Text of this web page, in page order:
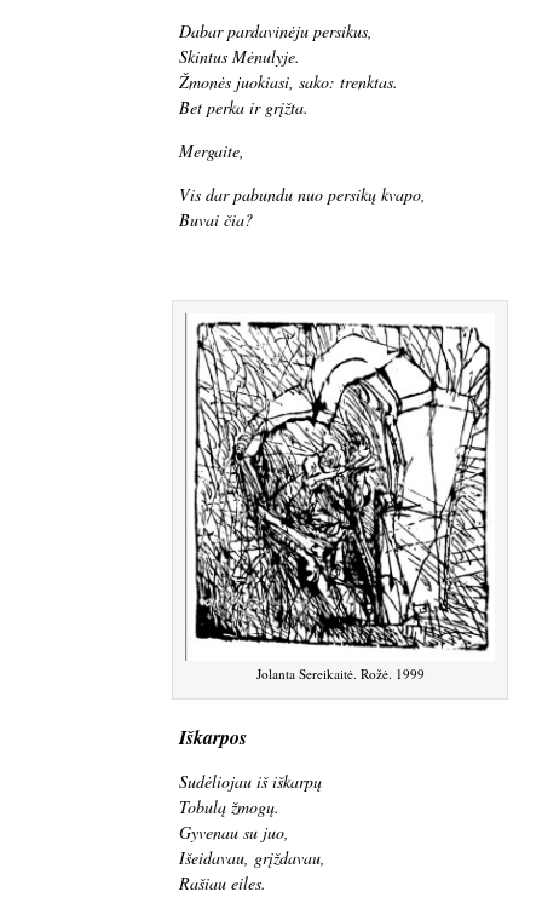
Dabar pardavinėju persikus,
Skintus Mėnulyje.
Žmonės juokiasi, sako: trenktas.
Bet perka ir grįžta.
Mergaite,
Vis dar pabundu nuo persikų kvapo,
Buvai čia?
Jolanta Sereikaitė. Rožė. 1999
Iškarpos
Sudėliojau iš iškarpų
Tobulą žmogų.
Gyvenau su juo,
Išeidavau, grįždavau,
Rašiau eiles.